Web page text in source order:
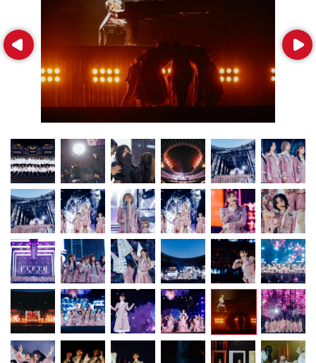
Prev Next